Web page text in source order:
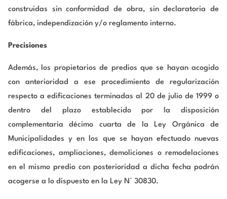
construidas sin conformidad de obra, sin declaratoria de
fábrica, independización y/o reglamento interno.
Precisiones
Además, los propietarios de predios que se hayan acogido
con anterioridad a ese procedimiento de regularización
respecto a edificaciones terminadas al 20 de julio de 1999 o
dentro del plazo establecido por la disposición
complementaria décimo cuarta de la Ley Orgánica de
Municipalidades y en los que se hayan efectuado nuevas
edificaciones, ampliaciones, demoliciones o remodelaciones
en el mismo predio con posterioridad a dicha fecha podrán
acogerse a lo dispuesto en la Ley N° 30830.